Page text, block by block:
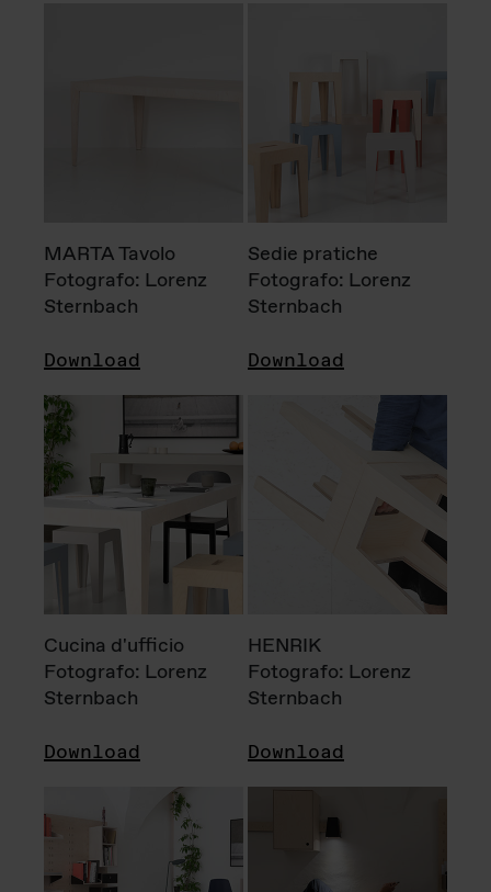
MARTA Tavolo
Fotografo: Lorenz
Sternbach
Download
Sedie pratiche
Fotografo: Lorenz
Sternbach
Download
Cucina d'ufficio
Fotografo: Lorenz
Sternbach
Download
HENRIK
Fotografo: Lorenz
Sternbach
Download